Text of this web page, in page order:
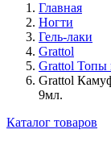
Главная
Ногти
Гель-лаки
Grattol
Grattol Топы
Grattol
9мл.
Каталог товаров